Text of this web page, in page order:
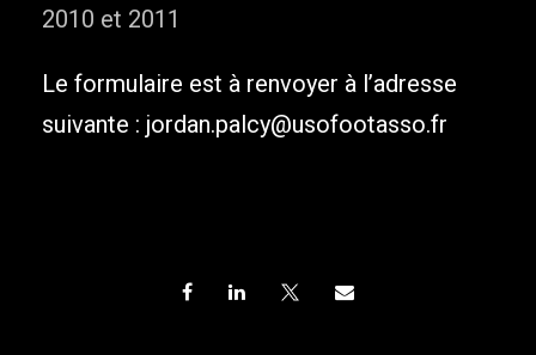
2010 et 2011
Le formulaire est à renvoyer à l’adresse
suivante : jordan.palcy@usofootasso.fr